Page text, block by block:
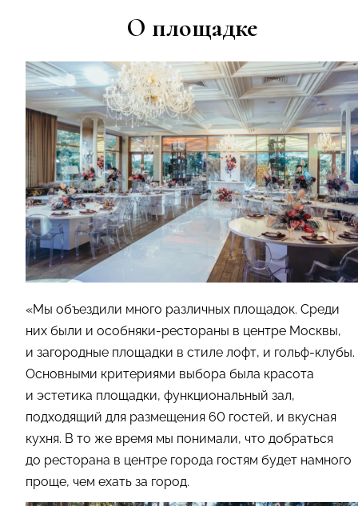
О площадке
«Мы объездили много различных площадок. Среди
них были и особняки-рестораны в центре Москвы,
и загородные площадки в стиле лофт, и гольф-клубы.
Основными критериями выбора была красота
и эстетика площадки, функциональный зал,
подходящий для размещения 60 гостей, и вкусная
кухня. В то же время мы понимали, что добраться
до ресторана в центре города гостям будет намного
проще, чем ехать за город.